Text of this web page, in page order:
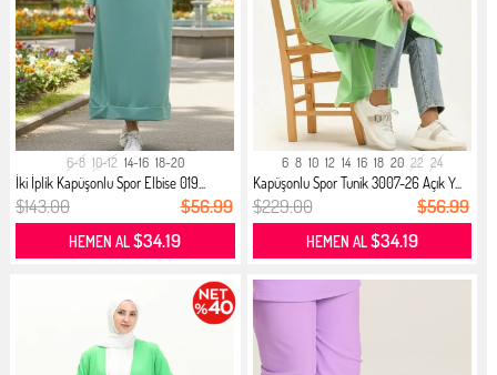
6-8 10-12 14-16 18-20
İki İplik Kapüşonlu Spor Elbise 019...
$143.00 $56.99
HEMEN AL$34.19
6 8 10 12 14 16 18 20 22 24
Kapüşonlu Spor Tunik 3007-26 Açık Y...
$229.00 $56.99
HEMEN AL$34.19